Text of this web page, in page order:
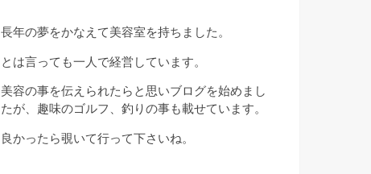
長年の夢をかなえて美容室を持ちました。
とは言っても一人で経営しています。
美容の事を伝えられたらと思いブログを始めまし
たが、趣味のゴルフ、釣りの事も載せています。
良かったら覗いて行って下さいね。